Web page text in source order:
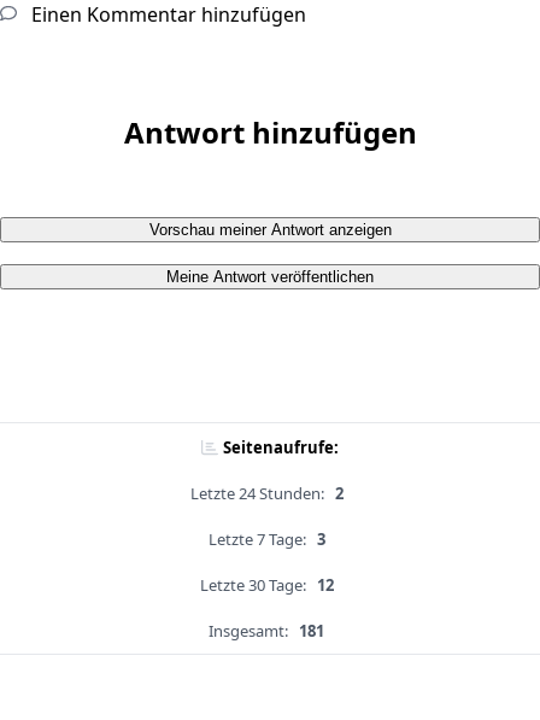
Einen Kommentar hinzufügen
Antwort hinzufügen
Vorschau meiner Antwort anzeigen
Meine Antwort veröffentlichen
Seitenaufrufe:
Letzte 24 Stunden: 2
Letzte 7 Tage: 3
Letzte 30 Tage: 12
Insgesamt: 181